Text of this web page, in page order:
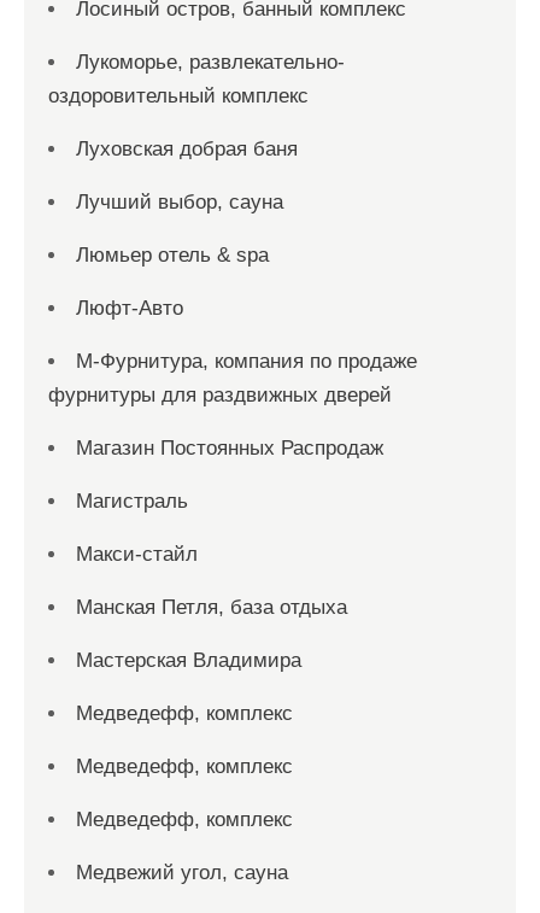
Лосиный остров, банный комплекс
Лукоморье, развлекательно-
оздоровительный комплекс
Луховская добрая баня
Лучший выбор, сауна
Люмьер отель & spa
Люфт-Авто
М-Фурнитура, компания по продаже
фурнитуры для раздвижных дверей
Магазин Постоянных Распродаж
Магистраль
Макси-стайл
Манская Петля, база отдыха
Мастерская Владимира
Медведефф, комплекс
Медведефф, комплекс
Медведефф, комплекс
Медвежий угол, сауна